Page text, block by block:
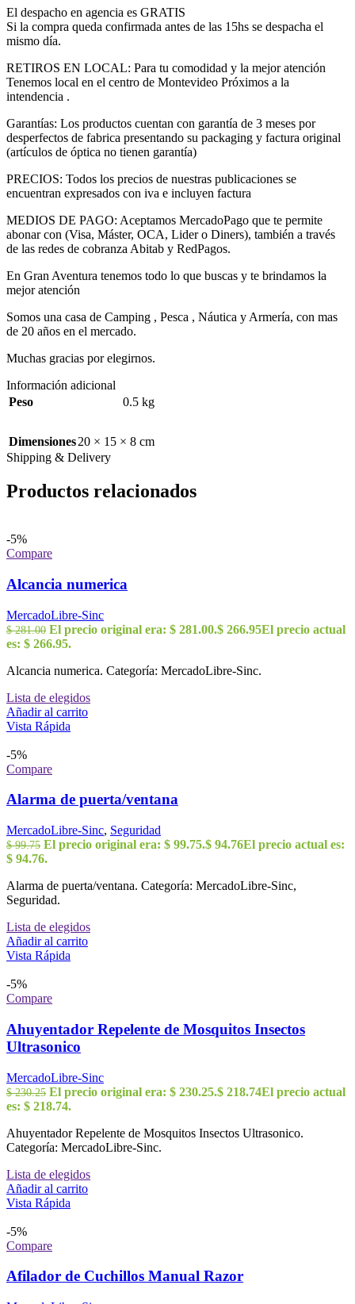
El despacho en agencia es GRATIS
Si la compra queda confirmada antes de las 15hs se despacha el
mismo día.
RETIROS EN LOCAL: Para tu comodidad y la mejor atención
Tenemos local en el centro de Montevideo Próximos a la
intendencia .
Garantías: Los productos cuentan con garantía de 3 meses por
desperfectos de fabrica presentando su packaging y factura original
(artículos de óptica no tienen garantía)
PRECIOS: Todos los precios de nuestras publicaciones se
encuentran expresados con iva e incluyen factura
MEDIOS DE PAGO: Aceptamos MercadoPago que te permite
abonar con (Visa, Máster, OCA, Lider o Diners), también a través
de las redes de cobranza Abitab y RedPagos.
En Gran Aventura tenemos todo lo que buscas y te brindamos la
mejor atención
Somos una casa de Camping , Pesca , Náutica y Armería, con mas
de 20 años en el mercado.
Muchas gracias por elegirnos.
Información adicional
Peso
0.5 kg
Dimensiones20 × 15 × 8 cm
Shipping & Delivery
Productos relacionados
-5%
Compare
Alcancia numerica
MercadoLibre-Sinc
$281.00 El precio original era: $ 281.00.$ 266.95El precio actual
es: $ 266.95.
Alcancia numerica. Categoría: MercadoLibre-Sinc.
Lista de elegidos
Añadir al carrito
Vista Rápida
-5%
Compare
Alarma de puerta/ventana
MercadoLibre-Sinc, Seguridad
$99.75 El precio original era: $ 99.75.$ 94.76El precio actual es:
$ 94.76.
Alarma de puerta/ventana. Categoría: MercadoLibre-Sinc,
Seguridad.
Lista de elegidos
Añadir al carrito
Vista Rápida
-5%
Compare
Ahuyentador Repelente de Mosquitos Insectos
Ultrasonico
MercadoLibre-Sinc
$230.25 El precio original era: $ 230.25.$ 218.74El precio actual
es: $ 218.74.
Ahuyentador Repelente de Mosquitos Insectos Ultrasonico.
Categoría: MercadoLibre-Sinc.
Lista de elegidos
Añadir al carrito
Vista Rápida
-5%
Compare
Afilador de Cuchillos Manual Razor